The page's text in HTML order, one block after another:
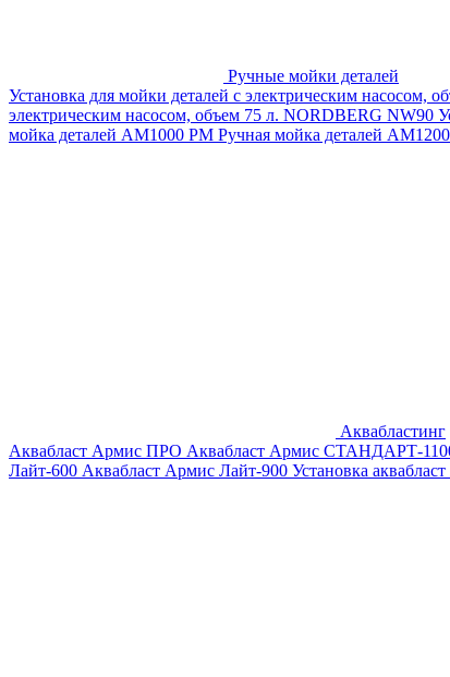
Ручные мойки деталей
Установка для мойки деталей с электрическим насосом,
электрическим насосом, объем 75 л. NORDBERG NW90
мойка деталей АМ1000 РМ Ручная мойка деталей
Аквабластинг
Аквабласт Армис ПРО Аквабласт Армис СТАНДАРТ-
Лайт-600 Аквабласт Армис Лайт-900 Установка